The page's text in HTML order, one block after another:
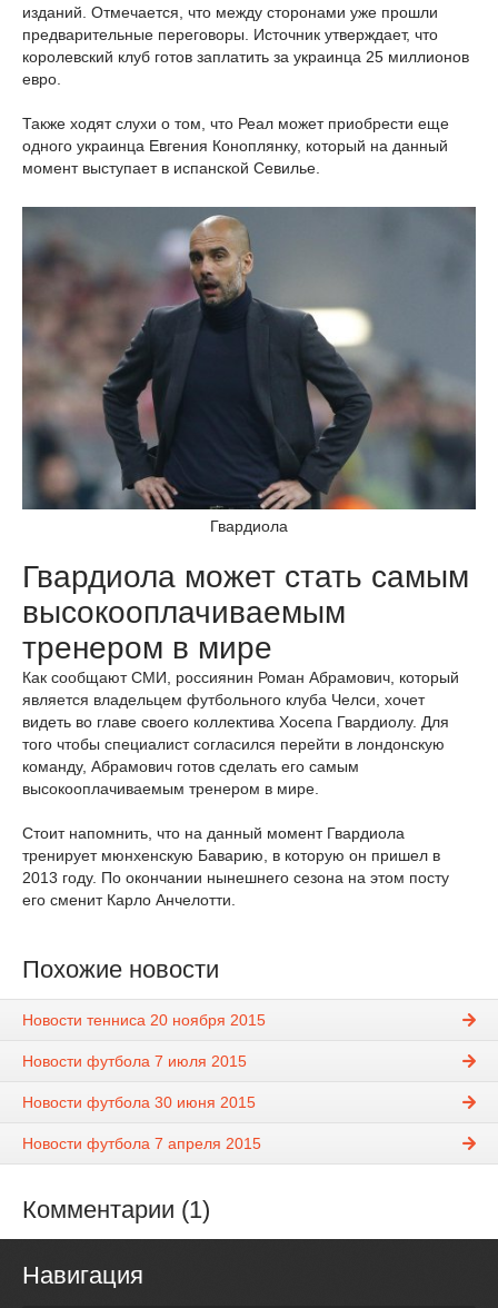
изданий. Отмечается, что между сторонами уже прошли
предварительные переговоры. Источник утверждает, что
королевский клуб готов заплатить за украинца 25 миллионов
евро.
Также ходят слухи о том, что Реал может приобрести еще
одного украинца Евгения Коноплянку, который на данный
момент выступает в испанской Севилье.
Гвардиола
Гвардиола может стать самым
высокооплачиваемым
тренером в мире
Как сообщают СМИ, россиянин Роман Абрамович, который
является владельцем футбольного клуба Челси, хочет
видеть во главе своего коллектива Хосепа Гвардиолу. Для
того чтобы специалист согласился перейти в лондонскую
команду, Абрамович готов сделать его самым
высокооплачиваемым тренером в мире.
Стоит напомнить, что на данный момент Гвардиола
тренирует мюнхенскую Баварию, в которую он пришел в
2013 году. По окончании нынешнего сезона на этом посту
его сменит Карло Анчелотти.
Похожие новости
Новости тенниса 20 ноября 2015
Новости футбола 7 июля 2015
Новости футбола 30 июня 2015
Новости футбола 7 апреля 2015
Комментарии (1)
Навигация